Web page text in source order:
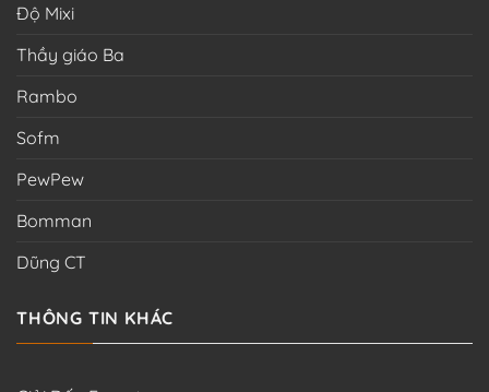
Độ Mixi
Thầy giáo Ba
Rambo
Sofm
PewPew
Bomman
Dũng CT
THÔNG TIN KHÁC